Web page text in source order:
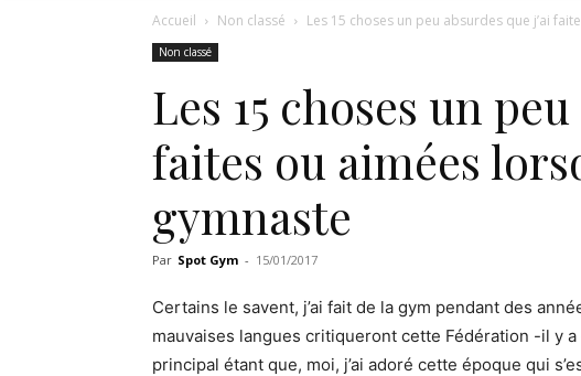
Accueil Non classé Les 15 choses un peu absurdes que j’ai
Non classé
Les 15 choses un
faites ou aimées
gymnaste
Par Spot Gym - 15/01/2017
Certains le savent, j’ai fait de la gym pendant des
mauvaises langues critiqueront cette Fédération -il y
principal étant que, moi, j’ai adoré cette époque qui